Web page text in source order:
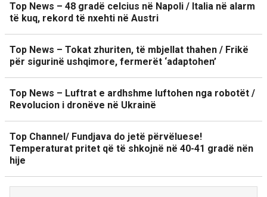
Top News – 48 gradë celcius në Napoli / Italia në alarm
të kuq, rekord të nxehti në Austri
Top News – Tokat zhuriten, të mbjellat thahen / Frikë
për sigurinë ushqimore, fermerët ‘adaptohen’
Top News – Luftrat e ardhshme luftohen nga robotët /
Revolucion i dronëve në Ukrainë
Top Channel/ Fundjava do jetë përvëluese!
Temperaturat pritet që të shkojnë në 40-41 gradë nën
hije